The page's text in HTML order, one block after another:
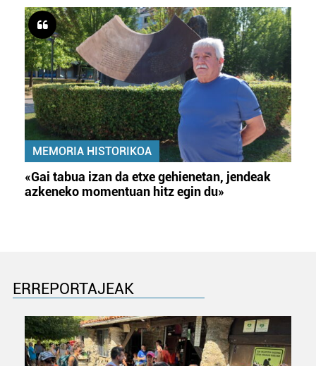
MEMORIA HISTORIKOA
«Gai tabua izan da etxe gehienetan, jendeak
azkeneko momentuan hitz egin du»
ERREPORTAJEAK